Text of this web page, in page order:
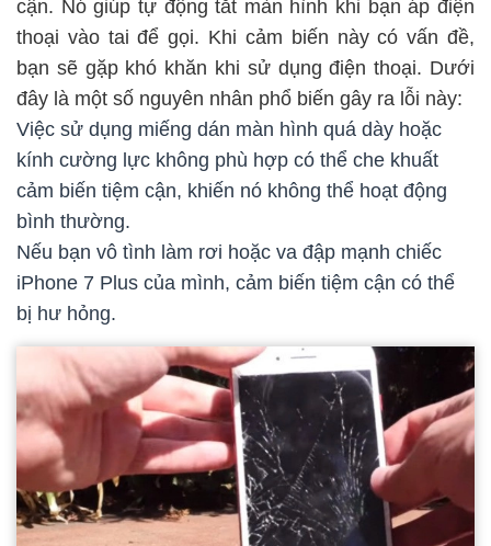
cận. Nó giúp tự động tắt màn hình khi bạn áp điện
thoại vào tai để gọi. Khi cảm biến này có vấn đề,
bạn sẽ gặp khó khăn khi sử dụng điện thoại. Dưới
đây là một số nguyên nhân phổ biến gây ra lỗi này:
Việc sử dụng miếng dán màn hình quá dày hoặc
kính cường lực không phù hợp có thể che khuất
cảm biến tiệm cận, khiến nó không thể hoạt động
bình thường.
Nếu bạn vô tình làm rơi hoặc va đập mạnh chiếc
iPhone 7 Plus của mình, cảm biến tiệm cận có thể
bị hư hỏng.